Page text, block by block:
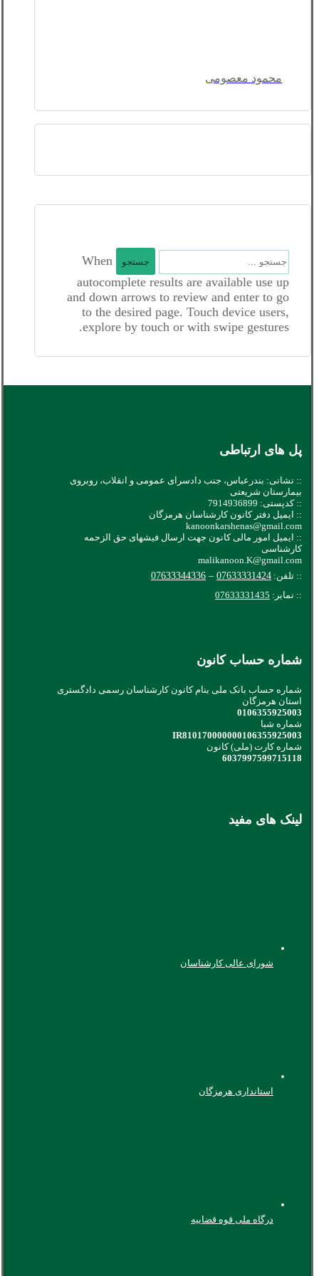
محمود معصومی
جستجو
برای:
When
autocomplete results are available use up
and down arrows to review and enter to go
to the desired page. Touch device users,
explore by touch or with swipe gestures.
پل های ارتباطی
:: نشانی: بندرعباس، جنب دادسرای عمومی و انقلاب، روبروی
بیمارستان شریعتی
:: کدپستی: 7914936899
:: ایمیل دفتر کانون کارشناسان هرمزگان
kanoonkarshenas@gmail.com
:: ایمیل امور مالی کانون جهت ارسال فیشهای حق الزحمه
کارشناسی
malikanoon.K@gmail.com
:: تلفن: 07633331424
–
07633344336
:: نمابر: 07633331435
شماره حساب کانون
شماره حساب بانک ملی بنام کانون کارشناسان رسمی دادگستری
استان هرمزگان
0106355925003
شماره شبا
IR810170000000106355925003
شماره کارت (ملی) کانون
6037997599715118
لینک های مفید
شورای عالی کارشناسان
استانداری هرمزگان
درگاه ملی قوه قضاییه